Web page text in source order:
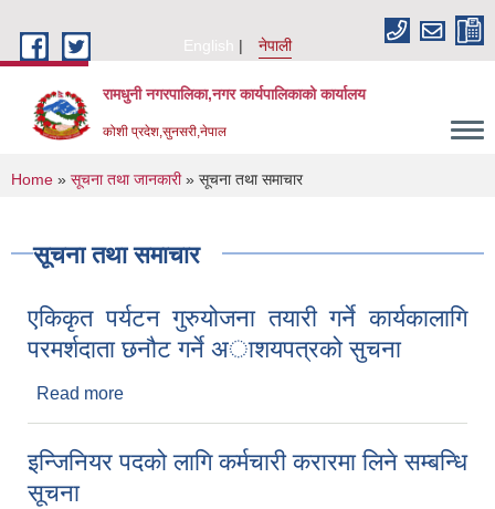
English
नेपाली
रामधुनी नगरपालिका,नगर कार्यपालिकाको कार्यालय
कोशी प्रदेश,सुनसरी,नेपाल
You are here
Home » सूचना तथा जानकारी» सूचना तथा समाचार
सूचना तथा समाचार
एकिकृत पर्यटन गुरुयोजना तयारी गर्ने कार्यकालागि
परमर्शदाता छनौट गर्ने अाशयपत्रको सुचना
Read more
इन्जिनियर पदको लागि कर्मचारी करारमा लिने सम्बन्धि
सूचना